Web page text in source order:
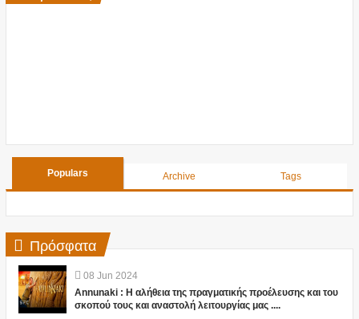
Populars Archive Tags
Πρόσφατα
08 Jun 2024
Annunaki : Η αλήθεια της πραγματικής προέλευσης και του
σκοπού τους και αναστολή λειτουργίας μας ....